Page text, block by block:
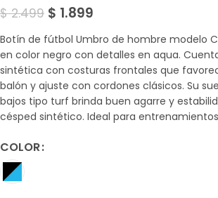
$2.499 $ 1.899
Botín de fútbol Umbro de hombre modelo
en color negro con detalles en aqua.
sintética con costuras frontales que
balón y ajuste con cordones clásicos. Su
bajos tipo turf brinda buen agarre y
césped sintético. Ideal para
COLOR